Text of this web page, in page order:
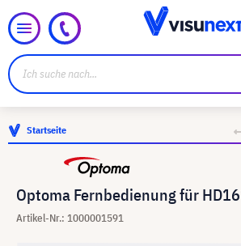
Startseite
Optoma Fernbedienung für
Artikel-Nr.: 1000001591